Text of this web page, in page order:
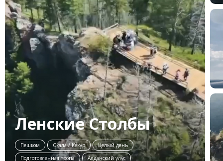
Ленские Столбы
Пешком Скала / Кекур
Целый день
Подготовленная тропа
Алданский улус